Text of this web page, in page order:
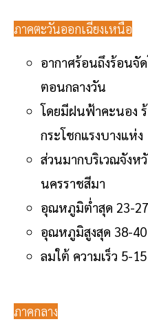
ภาคตะวันออกเฉียงเหนือ
อากาศร้อนถึงร้อนจั
ตอนกลางวัน
โดยมีฝนฟ้าคะนอง
กระโชกแรงบางแห่ง
ส่วนมากบริเวณจังห
นครราชสีมา
อุณหภูมิต่ำสุด 23-27
อุณหภูมิสูงสุด 38-40
ลมใต้ ความเร็ว 5-
ภาคกลาง